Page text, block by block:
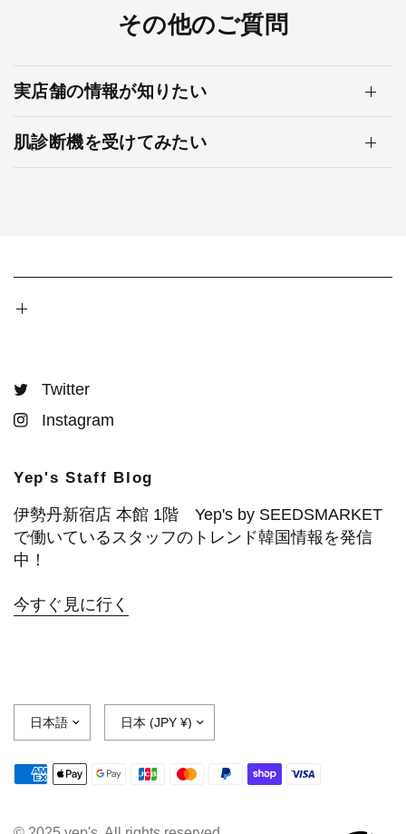
その他のご質問
実店舗の情報が知りたい
肌診断機を受けてみたい
Twitter
Instagram
Yep's Staff Blog
伊勢丹新宿店 本館 1階 Yep's by SEEDSMARKET
で働いているスタッフのトレンド韓国情報を発信
中！
今すぐ見に行く